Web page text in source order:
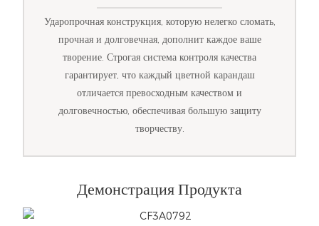
Ударопрочная конструкция, которую нелегко сломать,
прочная и долговечная, дополнит каждое ваше
творение. Строгая система контроля качества
гарантирует, что каждый цветной карандаш
отличается превосходным качеством и
долговечностью, обеспечивая большую защиту
творчеству.
Демонстрация Продукта